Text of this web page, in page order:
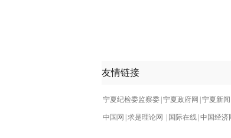
友情链接
宁夏纪检委监察委 宁夏政府网 宁夏新闻
中国网 求是理论网 国际在线 中国经济